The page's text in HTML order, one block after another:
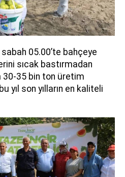
sabah 05.00’te bahçeye
sıcak bastırmadan
30-35 bin ton üretim
yıl son yılların en kaliteli